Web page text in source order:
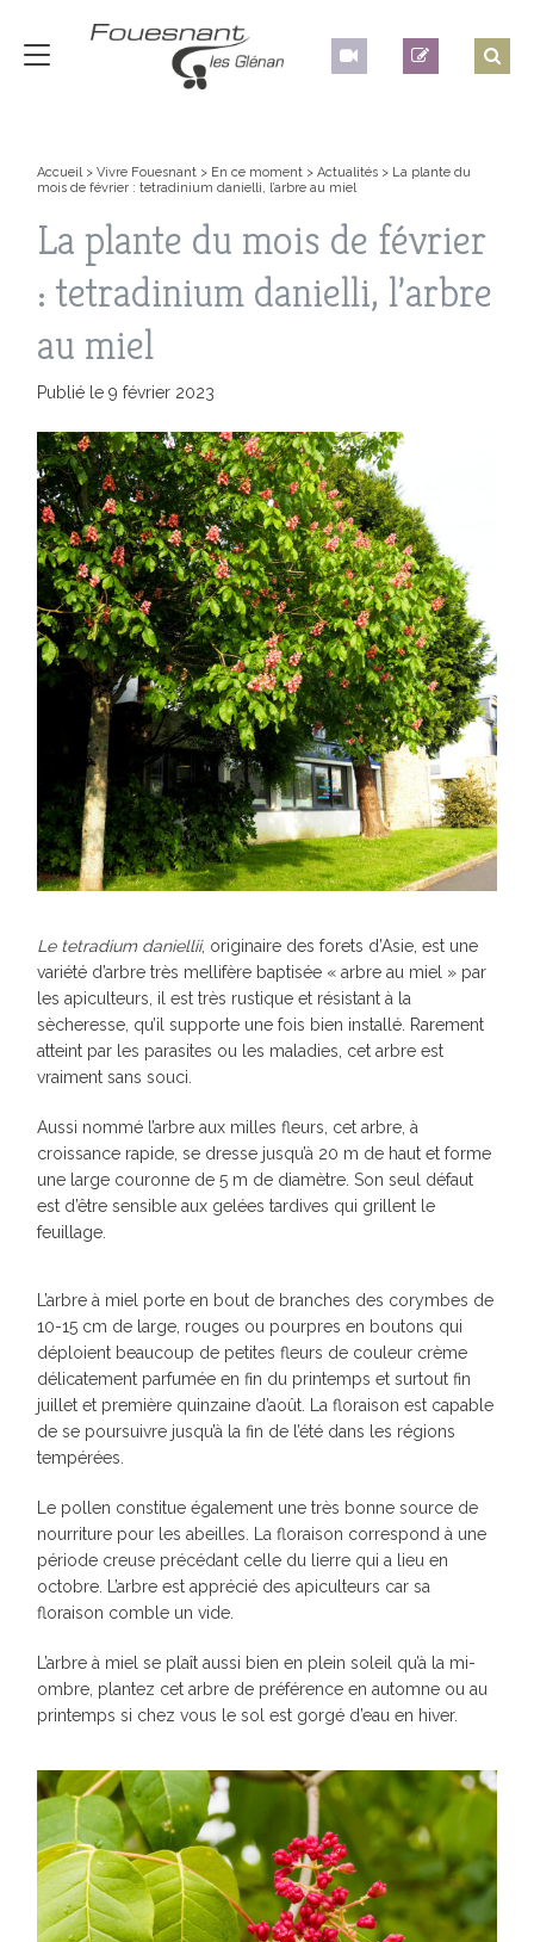
Accueil>Vivre Fouesnant > En ce moment >Actualités > La plante du
mois de février : tetradinium danielli, l’arbre au miel
La plante du mois de février
: tetradinium danielli, l’arbre
au miel
Publié le 9 février 2023
Le tetradium daniellii, originaire des forets d’Asie, est une
variété d’arbre très mellifère baptisée « arbre au miel » par
les apiculteurs, il est très rustique et résistant à la
sècheresse, qu’il supporte une fois bien installé. Rarement
atteint par les parasites ou les maladies, cet arbre est
vraiment sans souci.
Aussi nommé l’arbre aux milles fleurs, cet arbre, à
croissance rapide, se dresse jusqu’à 20 m de haut et forme
une large couronne de 5 m de diamètre. Son seul défaut
est d’être sensible aux gelées tardives qui grillent le
feuillage.
L’arbre à miel porte en bout de branches des corymbes de
10-15 cm de large, rouges ou pourpres en boutons qui
déploient beaucoup de petites fleurs de couleur crème
délicatement parfumée en fin du printemps et surtout fin
juillet et première quinzaine d’août. La floraison est capable
de se poursuivre jusqu’à la fin de l’été dans les régions
tempérées.
Le pollen constitue également une très bonne source de
nourriture pour les abeilles. La floraison correspond à une
période creuse précédant celle du lierre qui a lieu en
octobre. L’arbre est apprécié des apiculteurs car sa
floraison comble un vide.
L’arbre à miel se plaît aussi bien en plein soleil qu’à la mi-
ombre, plantez cet arbre de préférence en automne ou au
printemps si chez vous le sol est gorgé d’eau en hiver.